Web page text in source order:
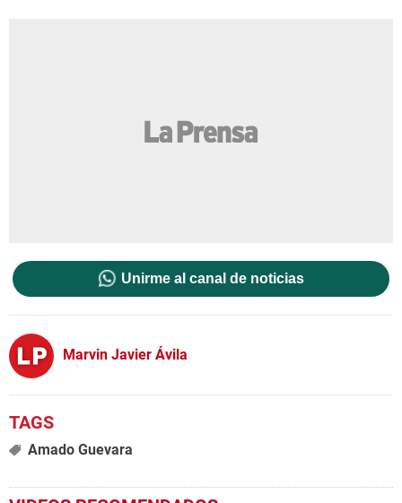
Unirme al canal de noticias
Marvin Javier Ávila
Amado Guevara